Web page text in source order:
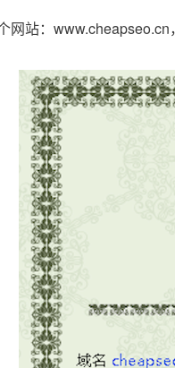
网站：www.cheapseo.cn